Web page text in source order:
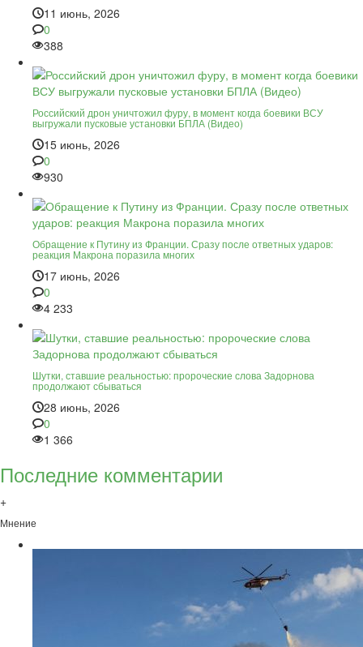
11 июнь, 2026
0
388
Российский дрон уничтожил фуру, в момент когда боевики ВСУ
выгружали пусковые установки БПЛА (Видео)
15 июнь, 2026
0
930
Обращение к Путину из Франции. Сразу после ответных ударов:
реакция Макрона поразила многих
17 июнь, 2026
0
4 233
Шутки, ставшие реальностью: пророческие слова Задорнова
продолжают сбываться
28 июнь, 2026
0
1 366
Последние комментарии
+
Мнение